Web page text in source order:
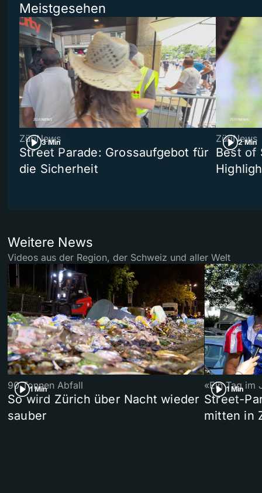
Meistgesehen
3 Min
ZüriNews
Street Parade: Grossaufgebot für
die Sicherheit
2 Min
ZüriNews
Best of
Weitere News
Videos aus der Region, der Schweiz und aller Welt
1 Min
90 Tonnen Abfall
So wird Zürich über Nacht wieder
sauber
1 Min
«Ein Tag im
Street-
mitten in